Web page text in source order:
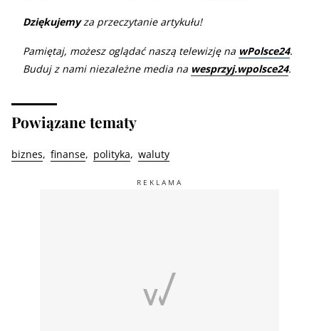
Dziękujemyza przeczytanie artykułu!
Pamiętaj, możesz oglądać naszą telewizję na wPolsce24.
Buduj z nami niezależne media na wesprzyj.wpolsce24.
Powiązane tematy
biznes finanse polityka waluty